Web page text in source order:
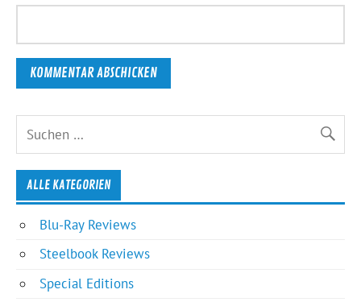
ALLE KATEGORIEN
Blu-Ray Reviews
Steelbook Reviews
Special Editions